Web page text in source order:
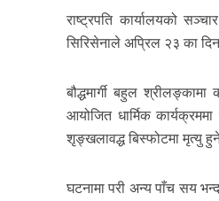
राष्ट्रपति कार्यालयको
सिरिसेनाले अप्रिल २३ का
बौद्धमार्गी बहुल
आयोजित धार्मिक
शृङ्खलावद्ध बिस्फोटमा मृत्यु
घटनामा परी अन्य पाँच सय